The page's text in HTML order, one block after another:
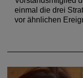
einmal die drei
vor ähnlichen